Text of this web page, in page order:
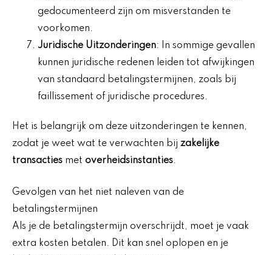
gedocumenteerd zijn om misverstanden te
voorkomen.
Juridische Uitzonderingen: In sommige gevallen
kunnen juridische redenen leiden tot afwijkingen
van standaard betalingstermijnen, zoals bij
faillissement of juridische procedures.
Het is belangrijk om deze uitzonderingen te kennen,
zodat je weet wat te verwachten bij zakelijke
transacties met overheidsinstanties.
Gevolgen van het niet naleven van de
betalingstermijnen
Als je de betalingstermijn overschrijdt, moet je vaak
extra kosten betalen. Dit kan snel oplopen en je